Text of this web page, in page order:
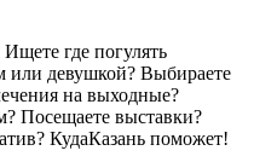
где погулять
или девушкой? Выбираете
на выходные?
Посещаете выставки?
КудаКазань поможет!